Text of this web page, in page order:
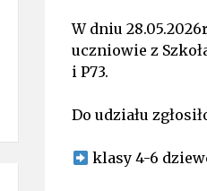
W dniu
uczniowie z
i P73.
Do udziału
klasy 4-6